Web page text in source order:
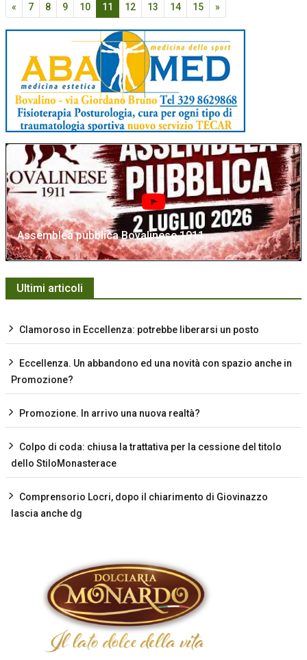
« 7 8 9 10 11 12 13 14 15 »
Assemblea pubblica Bovalinese 1911
Ultimi articoli
Clamoroso in Eccellenza: potrebbe liberarsi un posto
Eccellenza. Un abbandono ed una novità con spazio anche in
Promozione?
Promozione. In arrivo una nuova realtà?
Colpo di coda: chiusa la trattativa per la cessione del titolo
dello StiloMonasterace
Comprensorio Locri, dopo il chiarimento di Giovinazzo
lascia anche dg